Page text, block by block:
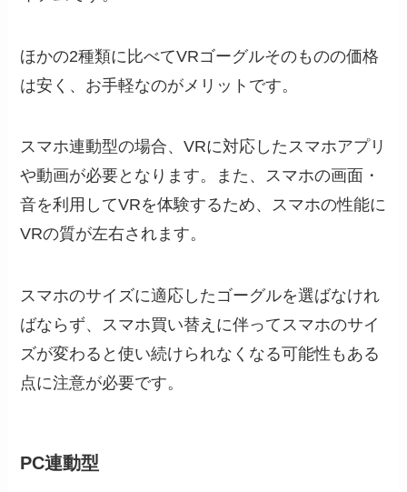
ほかの2種類に比べてVRゴーグルそのものの価格
は安く、お手軽なのがメリットです。
スマホ連動型の場合、VRに対応したスマホアプリ
や動画が必要となります。また、スマホの画面・
音を利用してVRを体験するため、スマホの性能に
VRの質が左右されます。
スマホのサイズに適応したゴーグルを選ばなけれ
ばならず、スマホ買い替えに伴ってスマホのサイ
ズが変わると使い続けられなくなる可能性もある
点に注意が必要です。
PC連動型